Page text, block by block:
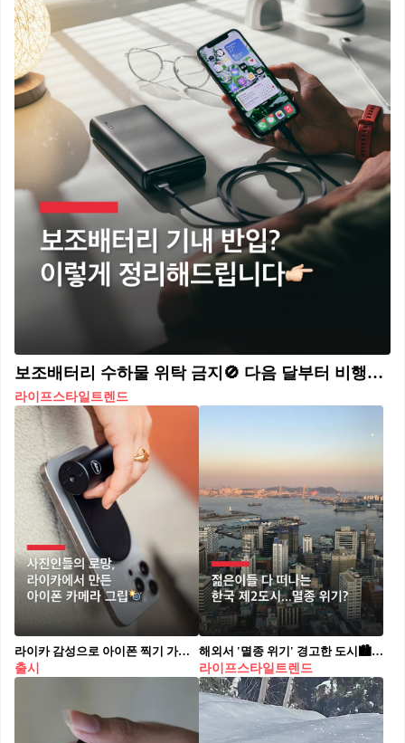
보조배터리 수하물 위탁 금지🚫 다음 달부터 비행기 탑승 시 보조배터리와 전자담배 등에 대한 안전관리 체계가 강화됩니다. 우선, 보조배터리 수하물 위탁이 금지되며 기내 반입 시에는 용량을 제한하고 비닐봉투 안에 보관하도록 별도 기준이 마련됩니다. 지난달 28일 발생한 에어부산 화재사고에 따른 조치로, 에어부산 화재사고 원인이 보조배터리로 밝혀진 바는 없지만, 국토부는 화재 위험성에 대한 국민 불안 등을 고려해 선제적인 대응책을 수립했습니다. 보조배터리 기내 반입 기준은 배터리 전력량(Wh)에 따라 다릅니다. 100Wh 이하는 최대 5개까지 가능하며 이를 초과할 때는 항공사의 별도 승인을 받아야 한다. 100~160Wh의 경우 항공사 승인 하에 2개까지만 허용되고, 160Wh를 초과할 때에는 기내 반입도 금지됩니다. 기내 반입 후에는 보조배터리 단자가 금속과 접촉하지 않도록 절연테이프로 커버하거나 보호형 파우치 또는 비닐봉투 등에 넣어 보관해야 합니다. 이상 징후 발생 시 즉각 대응할 수 있도록 승객이 몸에 소지하거나 좌석 주머니에 보관해야 하며, 기내 선반 보관은 금지됩니다. 이와 함께 보조배터리를 직접 충전하는 행위도 불가하며 좌석 틈새에 끼거나, 과열 또는 부풀어 오름 등 이상 징후 발생 시에는 승무원에게 신고해야 합니다. 표준안은 항공사 및 전문가 의견 수렴 후 대국민 홍보를 거쳐 다음 달 1일부터 시행될 예정입니다.
라이프스타일트렌드
라이카 감성으로 아이폰 찍기 가능 🎉 라이카(Leica)가 아이폰 유저들을 위한 카메라 그립, '라이카 럭스 그립'을 공개했습니다. 맥세이프를 이용해 아이폰과 결합되는 이 아이템은 2단계 셔터 버튼과 제어 다이얼, 두 개의 커스텀 버튼이 있습니다. 아이폰과는 블루투스로 연결되며, 라이카 카메라 앱인 '라이카 럭스'를 사용하면 모든 기능을 사용할 수 있다고 하네요. 라이카 럭스 앱의 유료 구독제는 월 6.99달러(약 1만 원)이며, 라이카 럭스 그립을 구매하면 앱 12개월 구독권을 함께 제공합니다. '라이카 럭스 그립'의 가격은 329달러(약 48만 원), 그립을 보관할 수 있는 전용 가죽 케이스는 60달러(약 9만 원)입니다.
출시
해외서 '멸종 위기' 경고한 도시🏙️ 영국 파이낸셜타임스(FT)가 부산광역시를 한국의 인구 절벽과 지역 소멸 문제의 상징적 사례로 소개하며, 1995년 이후 인구가 60만 명 감소하고 고령화 비율이 특별·광역시 중 최고 수준(22.6%)에 달했다고 지적했습니다. 부산은 경제력 부족과 중앙집권화로 인해 젊은 세대의 유출이 가속화되고 있으며, 2023년 지역 내 총생산(GRDP)이 114조 원으로 서울의 20% 수준에 불과한 점, 주요 대기업 본사가 전무한 점도 문제로 언급됐습니다. 파이낸셜타임스는 수도권 집중화와 정부의 미흡한 대책 속에 부산이 점점 더 쇠퇴하고 있다고 분석하며, 이 같은 추세가 한국 전체로 확산될 위험성을 경고했습니다.
라이프스타일트렌드